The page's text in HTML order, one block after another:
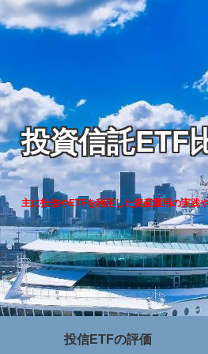
投資信託ETF
主に投信やETFを利用した資産運用の実践
投信ETFの評価